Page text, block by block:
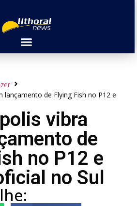
lançamento de Flying Fish no P12 e
vibra
de
no P12 e
no Sul